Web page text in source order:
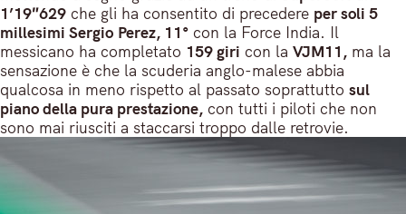
1’19″629 che gli ha consentito di precedere per soli 5
millesimi Sergio Perez, 11° con la Force India. Il
messicano ha completato 159 giri con la VJM11, ma la
sensazione è che la scuderia anglo-malese abbia
qualcosa in meno rispetto al passato soprattutto sul
piano della pura prestazione, con tutti i piloti che non
sono mai riusciti a staccarsi troppo dalle retrovie.